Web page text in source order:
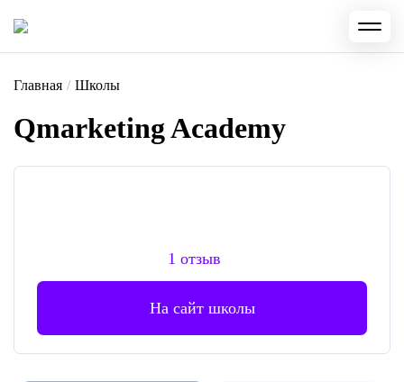
Главная / Школы
Qmarketing Academy
1 отзыв
На сайт школы